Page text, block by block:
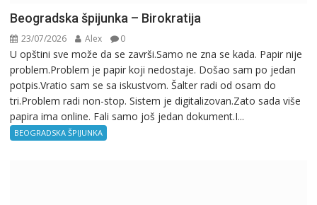
Beogradska špijunka – Birokratija
23/07/2026 Alex 0
U opštini sve može da se završi.Samo ne zna se kada. Papir nije
problem.Problem je papir koji nedostaje. Došao sam po jedan
potpis.Vratio sam se sa iskustvom. Šalter radi od osam do
tri.Problem radi non-stop. Sistem je digitalizovan.Zato sada više
papira ima online. Fali samo još jedan dokument.I...
BEOGRADSKA ŠPIJUNKA